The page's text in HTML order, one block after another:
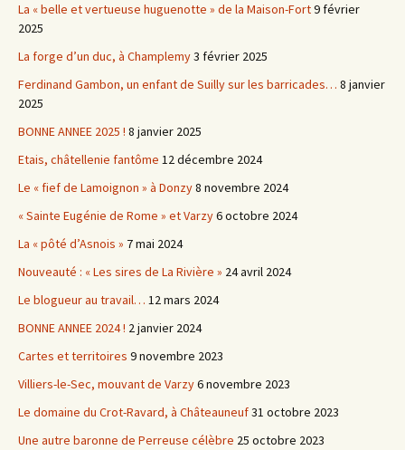
La « belle et vertueuse huguenotte » de la Maison-Fort9 février
2025
La forge d’un duc, à Champlemy3 février 2025
Ferdinand Gambon, un enfant de Suilly sur les barricades… 8 janvier
2025
BONNE ANNEE 2025 ! 8 janvier 2025
Etais, châtellenie fantôme 12 décembre 2024
Le « fief de Lamoignon » à Donzy8 novembre 2024
« Sainte Eugénie de Rome » et Varzy6 octobre 2024
La « pôté d’Asnois » 7 mai 2024
Nouveauté : « Les sires de La Rivière » 24 avril 2024
Le blogueur au travail… 12 mars 2024
BONNE ANNEE 2024 ! 2 janvier 2024
Cartes et territoires 9 novembre 2023
Villiers-le-Sec, mouvant de Varzy6 novembre 2023
Le domaine du Crot-Ravard, à Châteauneuf31 octobre 2023
Une autre baronne de Perreuse célèbre 25 octobre 2023